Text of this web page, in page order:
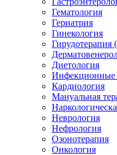
Гематология
Гериатрия
Гинекология
Гирудотерапия
Диетология
Инфекционные
Кардиология
Мануальная
Неврология
Нефрология
Озонотерапия
Онкология